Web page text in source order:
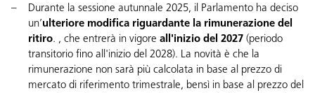
Durante la sessione autunnale 2025, il Parlamento ha deciso
un’ulteriore modifica riguardante la rimunerazione del
ritiro. , che entrerà in vigore all'inizio del 2027 (periodo
transitorio fino all'inizio del 2028). La novità è che la
rimunerazione non sarà più calcolata in base al prezzo di
mercato di riferimento trimestrale, bensì in base al prezzo del